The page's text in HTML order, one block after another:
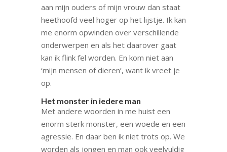
aan mijn ouders of mijn vrouw dan staat
heethoofd veel hoger op het lijstje. Ik kan
me enorm opwinden over verschillende
onderwerpen en als het daarover gaat
kan ik flink fel worden. En kom niet aan
‘mijn mensen of dieren’, want ik vreet je
op.
Het monster in iedere man
Met andere woorden in me huist een
enorm sterk monster, een woede en een
agressie. En daar ben ik niet trots op. We
worden als jongen en man ook veelvuldig